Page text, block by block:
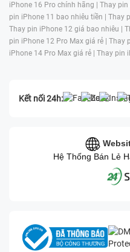
iPhone 16 Pro chính hãng | Thay pin
pin iPhone 11 bao nhiêu tiền | Thay
Thay pin iPhone 12 giá bao nhiêu |
pin iPhone 12 Pro Max giá rẻ | Thay
iPhone 14 Pro Max giá rẻ | Thay pin
Kết nối 24h:
Hệ Thống Bán Lẻ